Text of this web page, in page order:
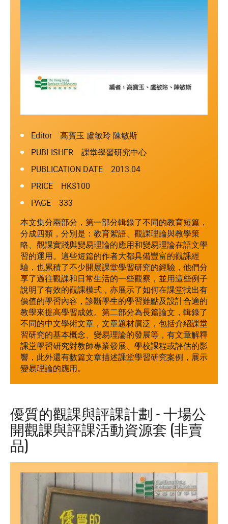
Editor 高寶玉 盧敏玲 陳敏斯
PUBLISHER 課堂學習研究中心
PUBLICATION DATE 2013.04
PRICE HK$100
PAGE 333
本文集分兩部分，第一部分輯錄了不同的教育短篇，
分成四類，分別是：教育絮語、觀課理論與教學策
略、觀課實踐與變易理論的應用和變易理論在語文學
習的運用。這些短篇的作者大都具備豐富的觀課經
驗，也累積了不少開展課堂學習研究的經驗，他們分
享了過往觀課和日常生活的一些觀察，並用這些例子
說明了有效的觀課模式，亦展示了如何在課堂找出有
價值的學習內容，診斷學生的學習難點及設計合適的
教學來提高學習成效。第二部分為長篇論文，輯錄了
不同的中文學術文章，文章題材廣泛，包括介紹課堂
習研究的基本概念、變易理論的發展等，有文章解釋
課堂學習研究對教師專業發展、學校課程或評估的影
響，此外還有數篇文章描述課堂學習研究案例，展示
變易理論的應用。
優質的觀課與評課計劃 - 十場公
開觀課與評課活動資源套 (非賣
品)